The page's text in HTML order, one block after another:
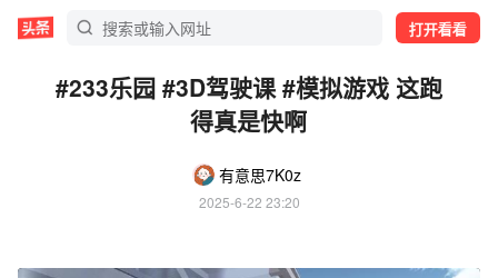
打开看看
#233乐园 #3D驾驶课 #模拟游戏 这跑
得真是快啊
有意思7K0z
2025-6-22 23:20